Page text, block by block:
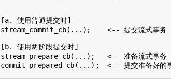
[a. 使用普通提交时]
stream_commit_cb(...);    <-- 提交流式事务
[b. 使用两阶段提交时]
stream_prepare_cb(...);   <-- 准备流式事务